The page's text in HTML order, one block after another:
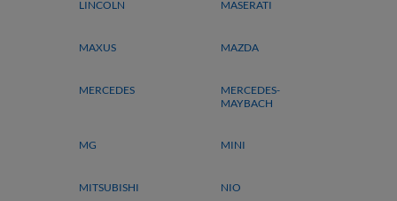
LINCOLN MASERATI
MAXUS MAZDA
MERCEDES
MERCEDES-
MAYBACH
MG MINI
MITSUBISHI NIO